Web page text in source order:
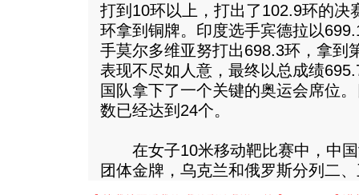
打到10环以上，打出了102.9环的决
环拿到铜牌。印度选手宾德拉以
手莫尔多维亚努打出698.3环，拿到
表现不尽如人意，最终以总成绩
国队拿下了一个关键的奥运会席位
数已经达到24个。
在女子10米移动靶比赛中，中国
团体金牌，乌克兰和俄罗斯分列二